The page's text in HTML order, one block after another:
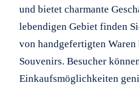
und bietet charmante
lebendigen Gebiet finden
von handgefertigten
Souvenirs. Besucher
Einkaufsmöglichkeiten